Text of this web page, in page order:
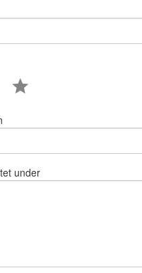
5 star
under